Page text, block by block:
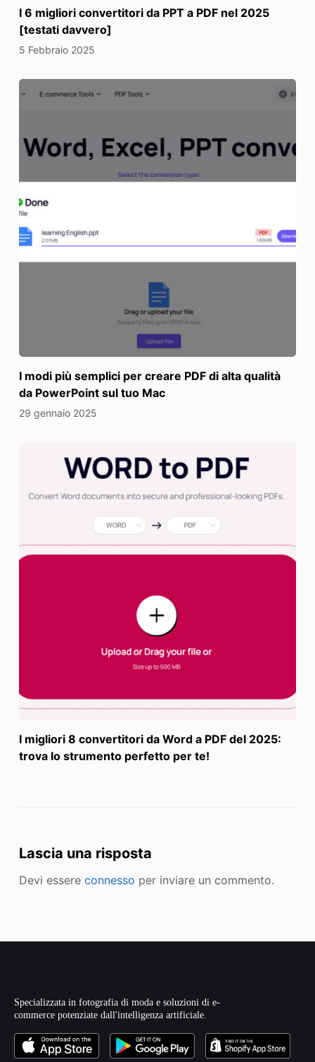
I 6 migliori convertitori da PPT a PDF nel 2025
[testati davvero]
5 Febbraio 2025
I modi più semplici per creare PDF di alta qualità
da PowerPoint sul tuo Mac
29 gennaio 2025
I migliori 8 convertitori da Word a PDF del 2025:
trova lo strumento perfetto per te!
Lascia una risposta
Devi essere connesso per inviare un commento.
Specializzata in fotografia di moda e soluzioni di e-
commerce potenziate dall'intelligenza artificiale.